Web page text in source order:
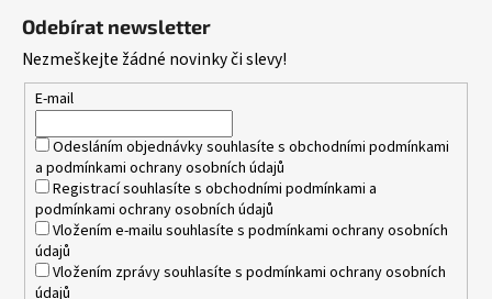
Odebírat newsletter
Nezmeškejte žádné novinky či slevy!
E-mail
Odesláním objednávky souhlasíte s obchodními podmínkami
a podmínkami ochrany osobních údajů
Registrací souhlasíte s obchodními podmínkami a
podmínkami ochrany osobních údajů
Vložením e-mailu souhlasíte s podmínkami ochrany osobních
údajů
Vložením zprávy souhlasíte s podmínkami ochrany osobních
údajů